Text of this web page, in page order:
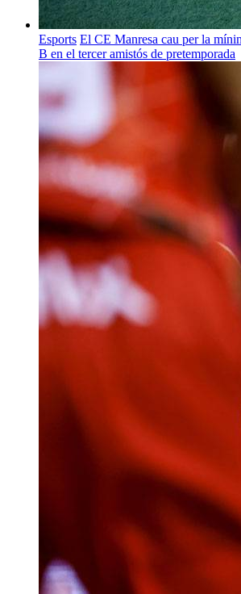
Esports El CE Manresa cau per la
B en el tercer amistós de pretemporada